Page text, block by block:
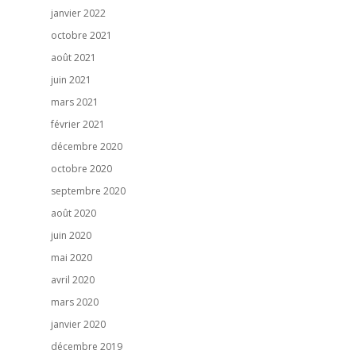
janvier 2022
octobre 2021
août 2021
juin 2021
mars 2021
février 2021
décembre 2020
octobre 2020
septembre 2020
août 2020
juin 2020
mai 2020
avril 2020
mars 2020
janvier 2020
décembre 2019